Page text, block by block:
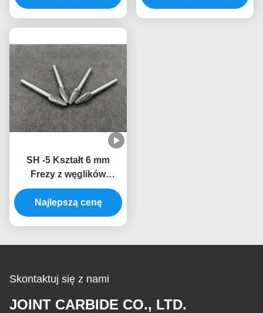
SH -5 Kształt 6 mm
Frezy z węglików
spiekanych / szlifierki
do aluminium w pełnym
rozmiarze
Najlepszą cenę
Skontaktuj się z nami
JOINT CARBIDE CO., LTD.